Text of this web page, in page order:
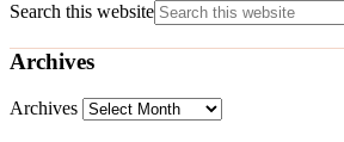
Search this website
Archives
Archives